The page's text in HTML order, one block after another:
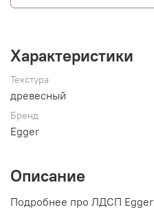
Характеристики
Текстура
древесный
Бренд
Egger
Описание
Подробнее про ЛДСП Egger